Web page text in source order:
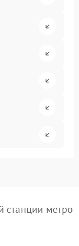
метро